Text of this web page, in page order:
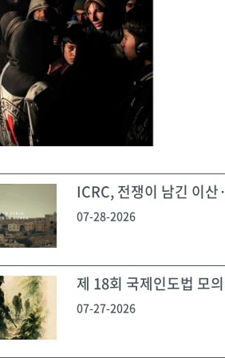
ICRC, 전쟁이 남긴 이산
07-28-2026
제 18회 국제인도법 모
07-27-2026